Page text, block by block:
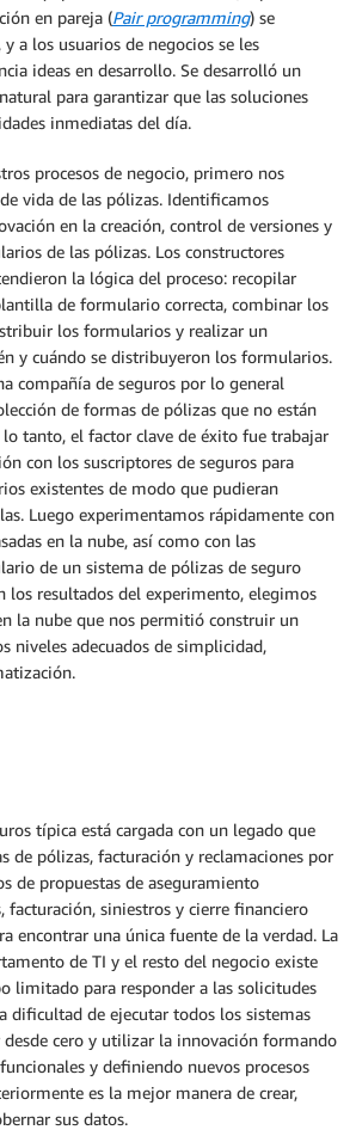
en pareja (Pair programming) se
a los usuarios de negocios se les
ideas en desarrollo. Se desarrolló un
para garantizar que las soluciones
inmediatas del día.
procesos de negocio, primero nos
vida de las pólizas. Identificamos
en la creación, control de versiones y
de las pólizas. Los constructores
la lógica del proceso: recopilar
de formulario correcta, combinar los
los formularios y realizar un
y cuándo se distribuyeron los formularios.
compañía de seguros por lo general
de formas de pólizas que no están
lo tanto, el factor clave de éxito fue trabajar
con los suscriptores de seguros para
existentes de modo que pudieran
Luego experimentamos rápidamente con
en la nube, así como con las
de un sistema de pólizas de seguro
los resultados del experimento, elegimos
la nube que nos permitió construir un
niveles adecuados de simplicidad,
típica está cargada con un legado que
de pólizas, facturación y reclamaciones por
de propuestas de aseguramiento
facturación, siniestros y cierre financiero
encontrar una única fuente de la verdad. La
de TI y el resto del negocio existe
limitado para responder a las solicitudes
dificultad de ejecutar todos los sistemas
desde cero y utilizar la innovación formando
y definiendo nuevos procesos
es la mejor manera de crear,
sus datos.